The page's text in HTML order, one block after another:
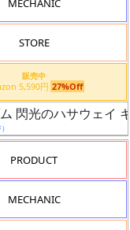
STORE
販売中
Amazon 5,590円 27%Off
閃光のハサウェイ
PRODUCT
MECHANIC